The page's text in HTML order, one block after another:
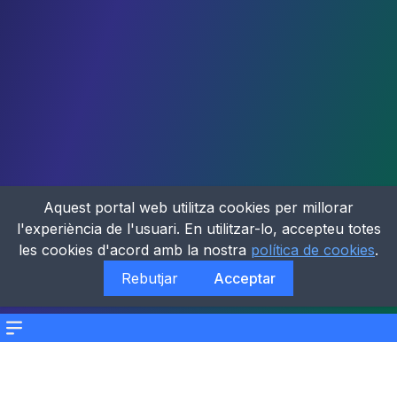
Menu
Aquest portal web utilitza cookies per millorar
l'experiència de l'usuari. En utilitzar-lo, accepteu totes
les cookies d'acord amb la nostra política de cookies.
Rebutjar
Acceptar